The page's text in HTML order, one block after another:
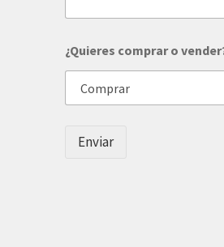
e
o
n
ú
e
¿Quieres comprar o
Enviar